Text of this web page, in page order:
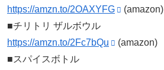
https://amzn.to/2OAXYFG
(amazon)
■チリトリ ザルボウル
https://amzn.to/2Fc7bQu
(amazon)
■スパイスボトル